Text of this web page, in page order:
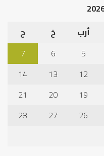
أرب خ
ج
5
6
7
12
13
14
19
20
21
26
27
28